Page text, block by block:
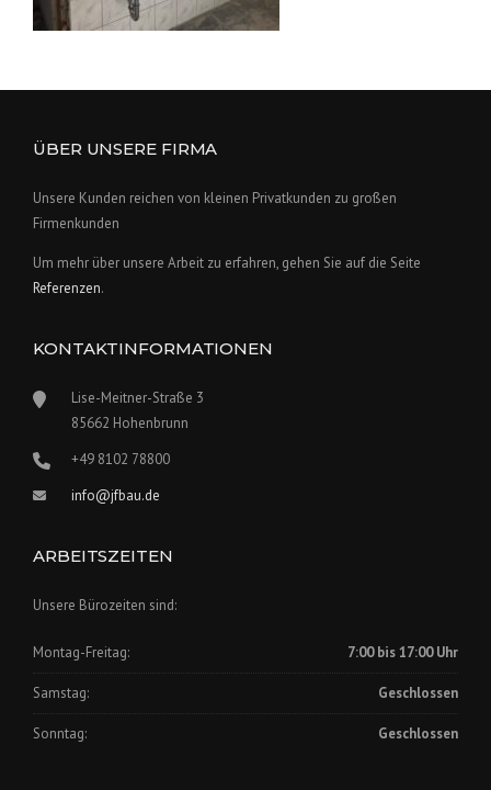
ÜBER UNSERE FIRMA
Unsere Kunden reichen von kleinen Privatkunden zu großen
Firmenkunden
Um mehr über unsere Arbeit zu erfahren, gehen Sie auf die Seite
Referenzen.
KONTAKTINFORMATIONEN
Lise-Meitner-Straße 3
85662 Hohenbrunn
+49 8102 78800
info@jfbau.de
ARBEITSZEITEN
Unsere Bürozeiten sind:
Montag-Freitag: 7:00 bis 17:00 Uhr
Samstag: Geschlossen
Sonntag: Geschlossen